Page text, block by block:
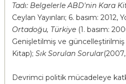
Tadı: Belgelerle ABD'nin Kara
Ceylan Yayınları; 6. basım: 2012,
Ortadoğu, Türkiye (1. basım:
Genişletilmiş ve güncelleştirilmiş
Kitap); Sık Sorulan Sorular(2007,
Devrimci politik mücadeleye